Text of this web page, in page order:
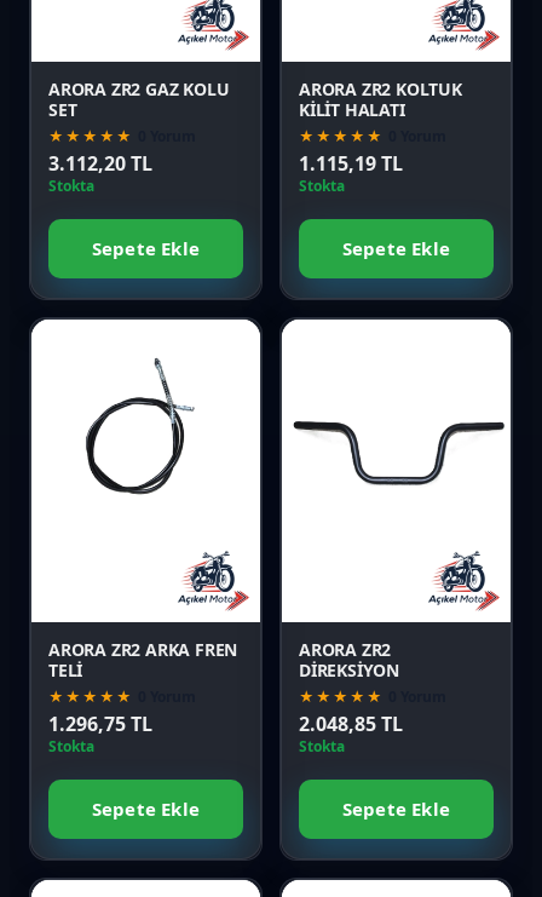
ARORA ZR2 GAZ KOLU
SET
★★★★★
3.112,20 TL
Stokta
Sepete Ekle
ARORA ZR2 KOLTUK
KİLİT HALATI
★★★★★
1.115,19 TL
Stokta
Sepete Ekle
ARORA ZR2 ARKA FREN
TELİ
★★★★★
1.296,75 TL
Stokta
Sepete Ekle
Favori
ARORA ZR2
DİREKSİYON
★★★★★
2.048,85 TL
Stokta
Sepete Ekle